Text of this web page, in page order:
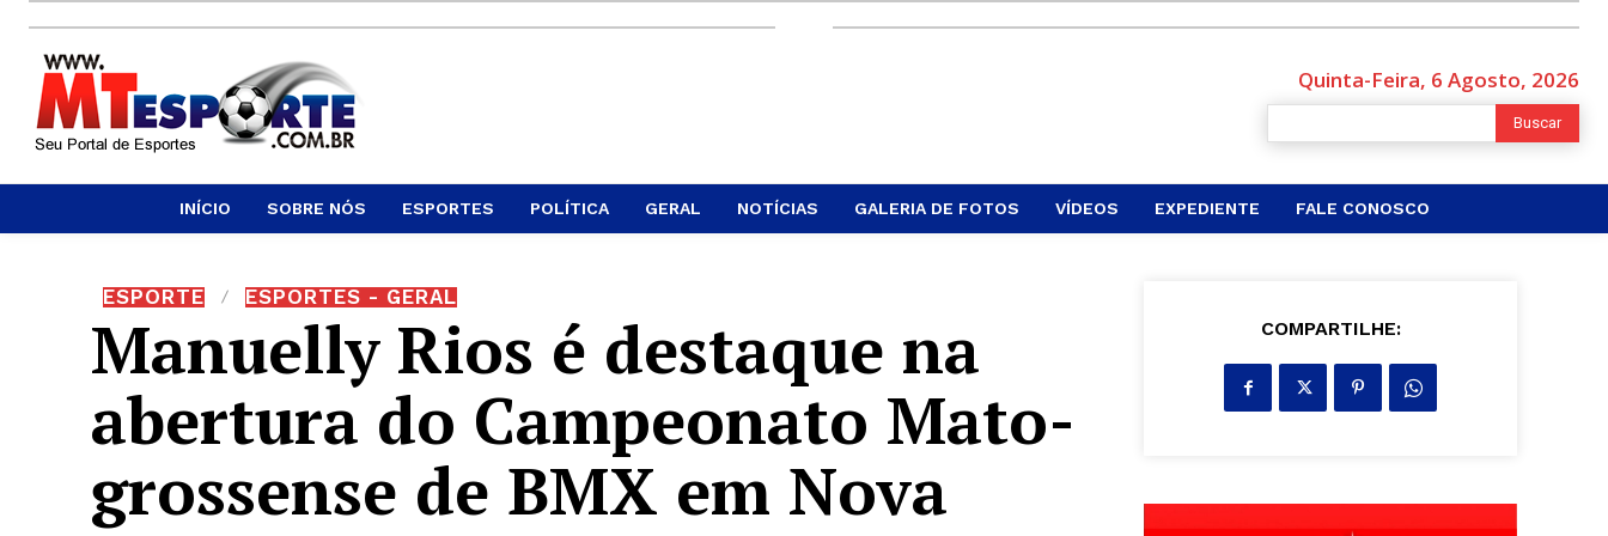
Quinta-Feira, 6 Agosto, 2026
Buscar
INÍCIO SOBRE NÓS ESPORTES POLÍTICA GERAL NOTÍCIAS GALERIA DE FOTOS VÍDEOS EXPEDIENTE FALE CONOSCO
ESPORTE ESPORTES - GERAL
Manuelly Rios é destaque na
abertura do Campeonato Mato-
grossense de BMX em Nova
COMPARTILHE: